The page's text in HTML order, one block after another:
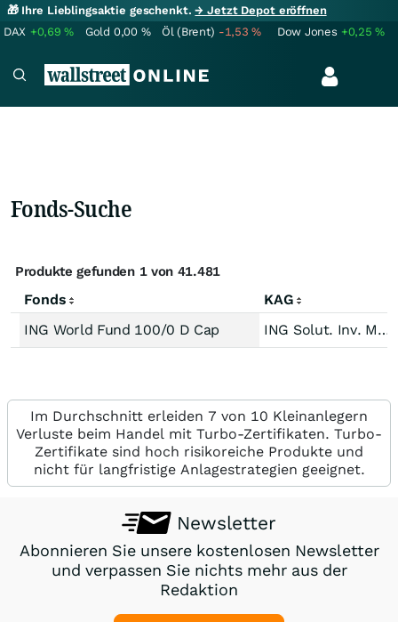
🎁 Ihre Lieblingsaktie geschenkt.→ Jetzt Depot eröffnen
DAX +0,69% Gold 0,00 % Öl (Brent) -1,53% Dow Jones +0,25%
Fonds-Suche
Produkte gefunden 1 von 41.481
Fonds
KAG
ING World Fund 100/0 D Cap
ING Solut. Inv. Mgmt
Im Durchschnitt erleiden 7 von 10 Kleinanlegern
Verluste beim Handel mit Turbo-Zertifikaten. Turbo-
Zertifikate sind hoch risikoreiche Produkte und
nicht für langfristige Anlagestrategien geeignet.
Newsletter
Abonnieren Sie unsere kostenlosen Newsletter
und verpassen Sie nichts mehr aus der
Redaktion